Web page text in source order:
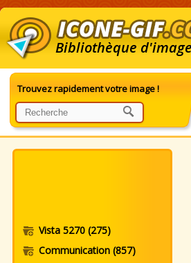
Bibliothèque
Trouvez rapidement votre image !
Vista 5270 (275)
Communication (857)